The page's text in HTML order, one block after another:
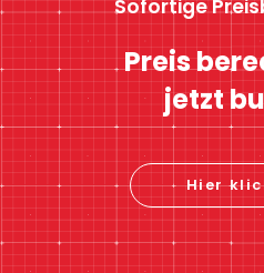
Sofortige
Preis
jetzt